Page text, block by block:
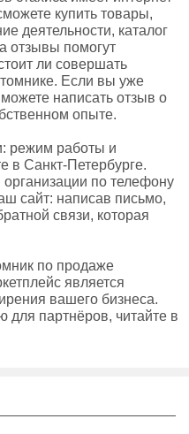
купить товары,
деятельности, каталог
отзывы помогут
ли совершать
Если вы уже
написать отзыв о
опыте.
режим работы и
в Санкт-Петербурге.
по телефону
сайт: написав письмо,
связи, которая
по продаже
является
вашего бизнеса.
партнёров, читайте в